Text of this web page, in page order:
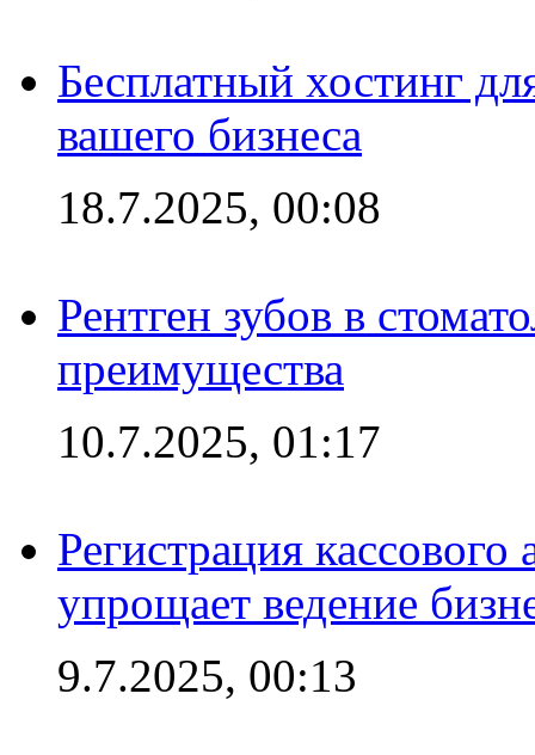
Бесплатный хостинг
вашего бизнеса
18.7.2025, 00:08
Рентген зубов в
преимущества
10.7.2025, 01:17
Регистрация
упрощает ведение
9.7.2025, 00:13